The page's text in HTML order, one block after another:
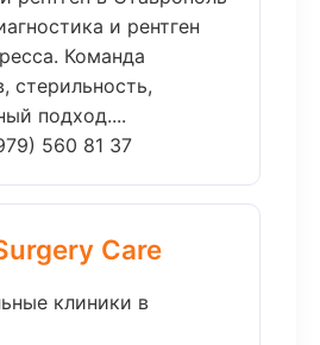
и рентген
Команда
стерильность,
подход....
560 81 37
Care
клиники в